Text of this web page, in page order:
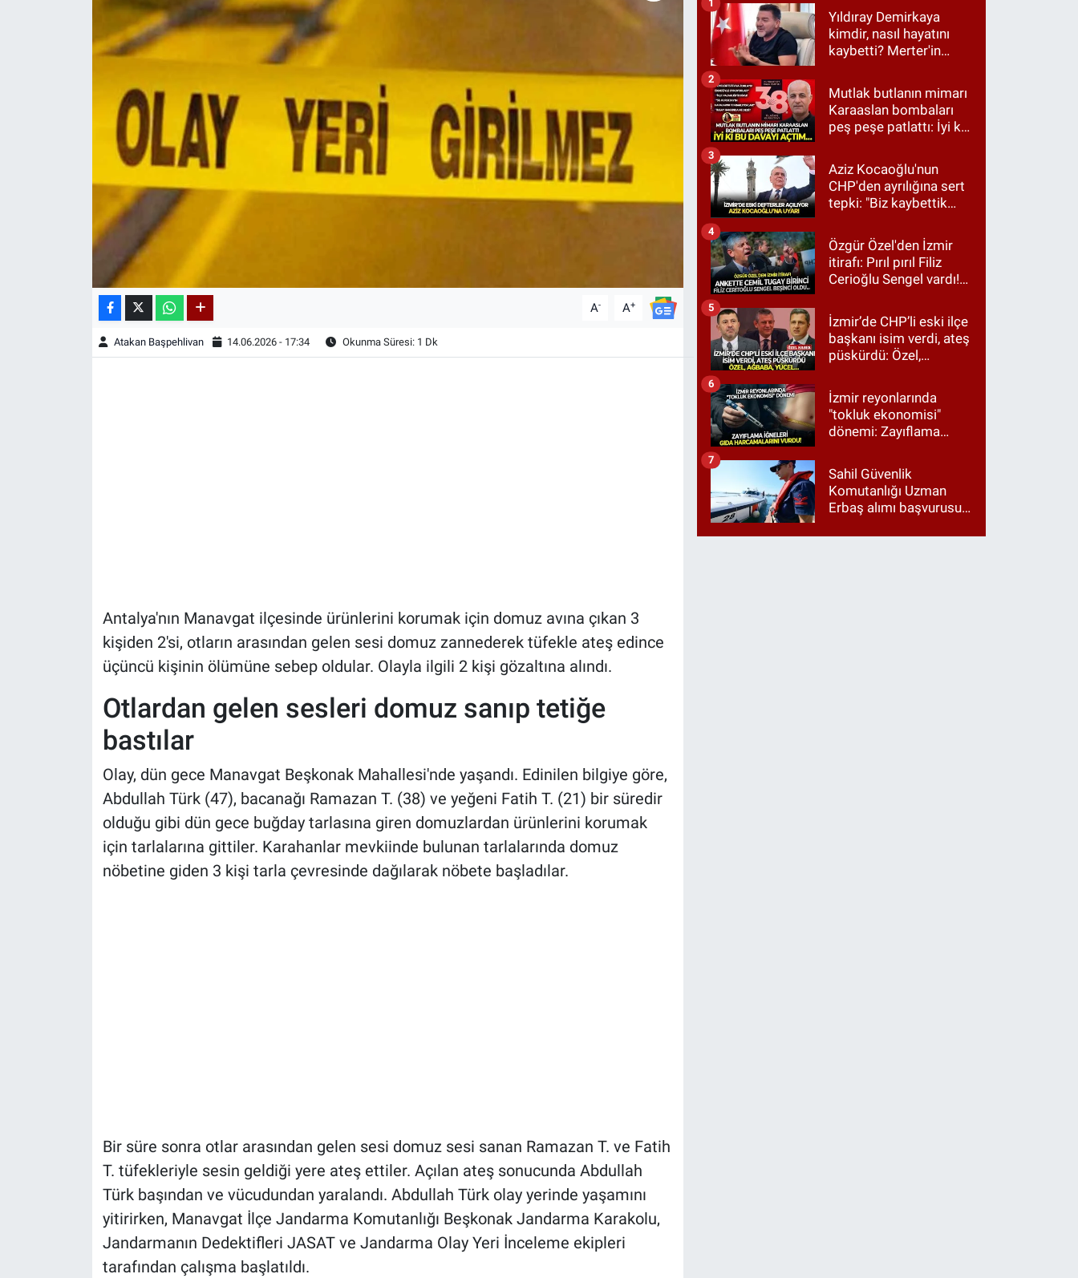
A- A+
Atakan Başpehlivan 14.06.2026 - 17:34 Okunma Süresi: 1 Dk
Antalya'nın Manavgat ilçesinde ürünlerini korumak için domuz avına çıkan 3
kişiden 2'si, otların arasından gelen sesi domuz zannederek tüfekle ateş edince
üçüncü kişinin ölümüne sebep oldular. Olayla ilgili 2 kişi gözaltına alındı.
Otlardan gelen sesleri domuz sanıp tetiğe
bastılar
Olay, dün gece Manavgat Beşkonak Mahallesi'nde yaşandı. Edinilen bilgiye göre,
Abdullah Türk (47), bacanağı Ramazan T. (38) ve yeğeni Fatih T. (21) bir süredir
olduğu gibi dün gece buğday tarlasına giren domuzlardan ürünlerini korumak
için tarlalarına gittiler. Karahanlar mevkiinde bulunan tarlalarında domuz
nöbetine giden 3 kişi tarla çevresinde dağılarak nöbete başladılar.
Bir süre sonra otlar arasından gelen sesi domuz sesi sanan Ramazan T. ve Fatih
T. tüfekleriyle sesin geldiği yere ateş ettiler. Açılan ateş sonucunda Abdullah
Türk başından ve vücudundan yaralandı. Abdullah Türk olay yerinde yaşamını
yitirirken, Manavgat İlçe Jandarma Komutanlığı Beşkonak Jandarma Karakolu,
Jandarmanın Dedektifleri JASAT ve Jandarma Olay Yeri İnceleme ekipleri
tarafından çalışma başlatıldı.
Yıldıray Demirkaya
kimdir, nasıl hayatını
kaybetti? Merter'in
mesajı
1
Mutlak butlanın mimarı
Karaaslan bombaları
peş peşe patlattı: İyi ki
2
Aziz Kocaoğlu'nun
CHP'den ayrılığına sert
tepki: "Biz kaybettik
etmedik"
3
Özgür Özel'den İzmir
itirafı: Pırıl pırıl Filiz
Cerioğlu Sengel vardı!
Tugay birinci çıktı
4
İzmir’de CHP’li eski ilçe
başkanı isim verdi, ateş
püskürdü: Özel,
5
İzmir reyonlarında
"tokluk ekonomisi"
dönemi: Zayıflama
harcamalarını vurdu!
6
Sahil Güvenlik
Komutanlığı Uzman
Erbaş alımı başvurusu
başvuru şartları neler?
7